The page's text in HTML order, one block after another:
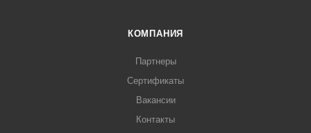
КОМПАНИЯ
Партнеры
Сертификаты
Вакансии
Контакты